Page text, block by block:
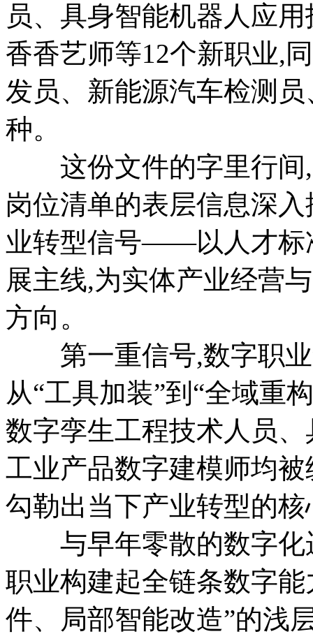
员、具身智能机器人应
香香艺师等12个新职业,
发员、新能源汽车检测
种。
这份文件的字里行间,
岗位清单的表层信息深
业转型信号——以人才标
展主线,为实体产业经营
方向。
第一重信号,数字职业
从“工具加装”到“全域重
数字孪生工程技术人员
工业产品数字建模师均
勾勒出当下产业转型的
与早年零散的数字化
职业构建起全链条数字
件、局部智能改造”的浅